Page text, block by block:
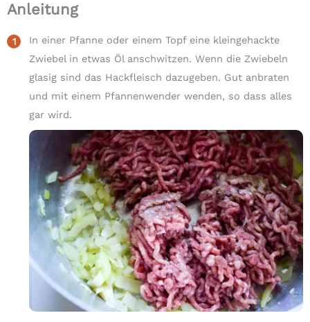
Anleitung
In einer Pfanne oder einem Topf eine kleingehackte
Zwiebel in etwas Öl anschwitzen. Wenn die Zwiebeln
glasig sind das Hackfleisch dazugeben. Gut anbraten
und mit einem Pfannenwender wenden, so dass alles
gar wird.